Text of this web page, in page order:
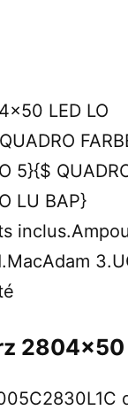
LED LO
5}{$
LU BAP}
2804x50